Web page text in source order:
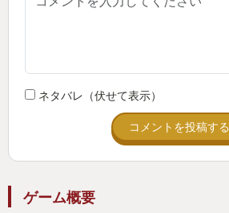
ネタバレ（伏せて表示）
コメントを投稿する
ゲーム概要